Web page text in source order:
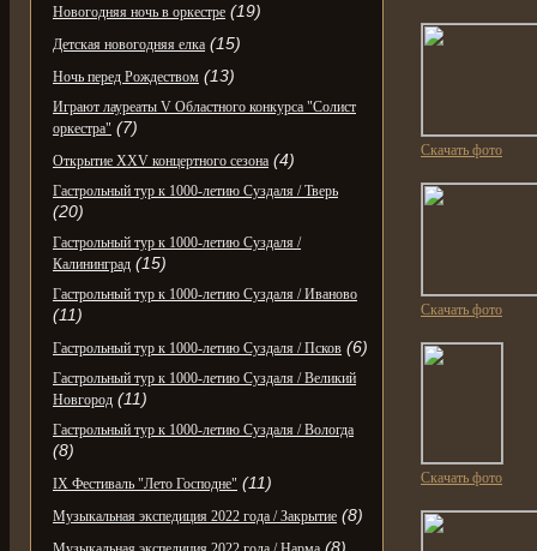
Новогодняя ночь в оркестре (19)
Детская новогодняя елка (15)
Ночь перед Рождеством (13)
Играют лауреаты V Областного конкурса "Солист
оркестра" (7)
Открытие XXV концертного сезона (4)
Гастрольный тур к 1000-летию Суздаля / Тверь
(20)
Гастрольный тур к 1000-летию Суздаля /
Калининград (15)
Гастрольный тур к 1000-летию Суздаля / Иваново
(11)
Гастрольный тур к 1000-летию Суздаля / Псков (6)
Гастрольный тур к 1000-летию Суздаля / Великий
Новгород (11)
Гастрольный тур к 1000-летию Суздаля / Вологда
(8)
IX Фестиваль "Лето Господне" (11)
Музыкальная экспедиция 2022 года / Закрытие (8)
Скачать фото
Скачать фото
Скачать фото